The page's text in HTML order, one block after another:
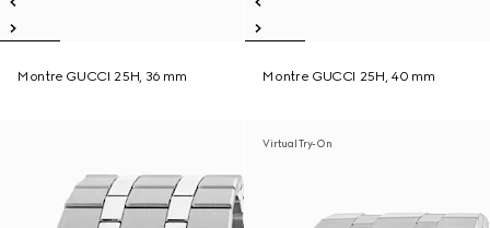
Montre GUCCI 25H, 36 mm Montre GUCCI 25H, 40 mm
Virtual Try-On